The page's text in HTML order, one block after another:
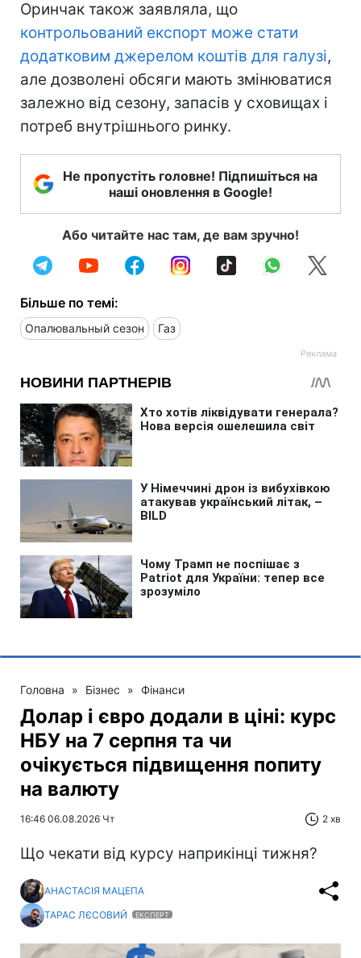
Оринчак також заявляла, що
контрольований експорт може стати
додатковим джерелом коштів для галузі,
але дозволені обсяги мають змінюватися
залежно від сезону, запасів у сховищах і
потреб внутрішнього ринку.
Не пропустіть головне! Підпишіться на
наші оновлення в Google!
Або читайте нас там, де вам зручно!
Більше по темі:
Опалювальный сезон Газ
Головна » Бізнес » Фінанси
Долар і євро додали в ціні: курс
НБУ на 7 серпня та чи
очікується підвищення попиту
на валюту
16:46 06.08.2026 Чт 2 хв
Що чекати від курсу наприкінці тижня?
АНАСТАСІЯ МАЦЕПА
ТАРАС ЛЄСОВИЙ
ЕКСПЕРТ